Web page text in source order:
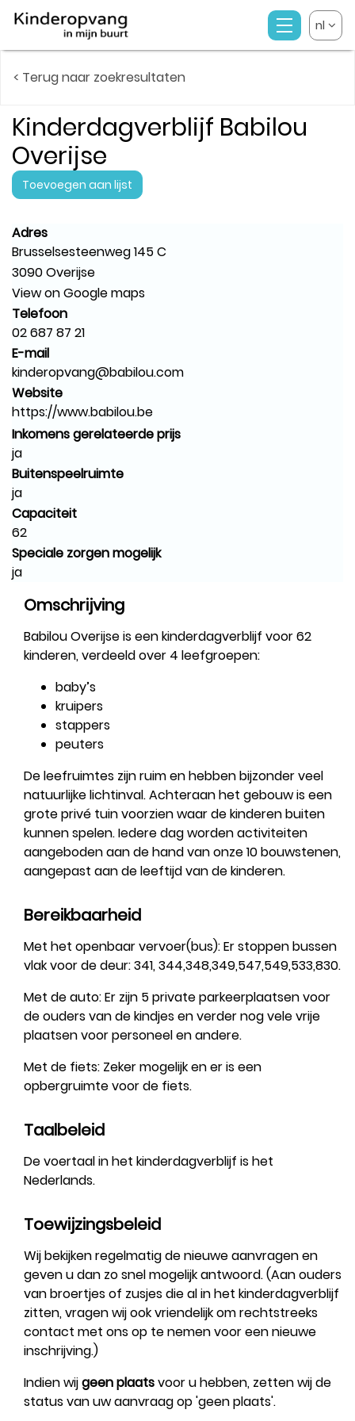
nl
< Terug naar zoekresultaten
Kinderdagverblijf Babilou
Overijse
Toevoegen aan lijst
Adres
Brusselsesteenweg 145 C
3090 Overijse
View on Google maps
Telefoon
02 687 87 21
E-mail
kinderopvang@babilou.com
Website
https://www.babilou.be
Inkomens gerelateerde prijs
ja
Buitenspeelruimte
ja
Capaciteit
62
Speciale zorgen mogelijk
ja
Omschrijving
Babilou Overijse is een kinderdagverblijf voor 62
kinderen, verdeeld over 4 leefgroepen:
baby’s
kruipers
stappers
peuters
De leefruimtes zijn ruim en hebben bijzonder veel
natuurlijke lichtinval. Achteraan het gebouw is een
grote privé tuin voorzien waar de kinderen buiten
kunnen spelen. Iedere dag worden activiteiten
aangeboden aan de hand van onze 10 bouwstenen,
aangepast aan de leeftijd van de kinderen.
Bereikbaarheid
Met het openbaar vervoer(bus): Er stoppen bussen
vlak voor de deur: 341, 344,348,349,547,549,533,830.
Met de auto: Er zijn 5 private parkeerplaatsen voor
de ouders van de kindjes en verder nog vele vrije
plaatsen voor personeel en andere.
Met de fiets: Zeker mogelijk en er is een
opbergruimte voor de fiets.
Taalbeleid
De voertaal in het kinderdagverblijf is het
Nederlands.
Toewijzingsbeleid
Wij bekijken regelmatig de nieuwe aanvragen en
geven u dan zo snel mogelijk antwoord. (Aan ouders
van broertjes of zusjes die al in het kinderdagverblijf
zitten, vragen wij ook vriendelijk om rechtstreeks
contact met ons op te nemen voor een nieuwe
inschrijving.)
Indien wijgeen plaatsvoor u hebben, zetten wij de
status van uw aanvraag op 'geen plaats'.